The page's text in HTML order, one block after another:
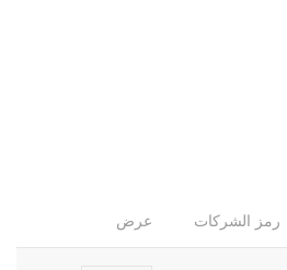
رمز الشركات عرض